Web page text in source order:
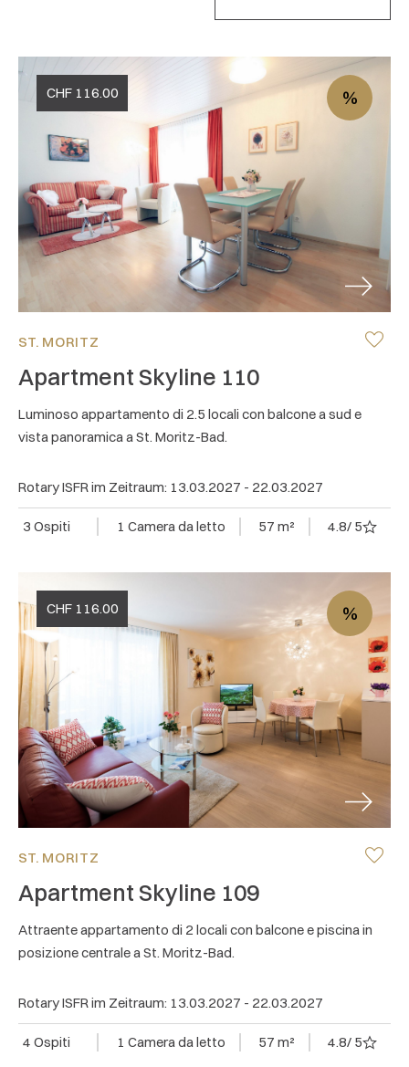
%
CHF 116.00
Next
ST. MORITZ
Apartment Skyline 110
Luminoso appartamento di 2.5 locali con balcone a sud e
vista panoramica a St. Moritz-Bad.
Rotary ISFR im Zeitraum: 13.03.2027 - 22.03.2027
3 Ospiti 1 Camera da letto 57 m² 4.8/ 5
%
CHF 116.00
Next
ST. MORITZ
Apartment Skyline 109
Attraente appartamento di 2 locali con balcone e piscina in
posizione centrale a St. Moritz-Bad.
Rotary ISFR im Zeitraum: 13.03.2027 - 22.03.2027
4 Ospiti 1 Camera da letto 57 m² 4.8/ 5